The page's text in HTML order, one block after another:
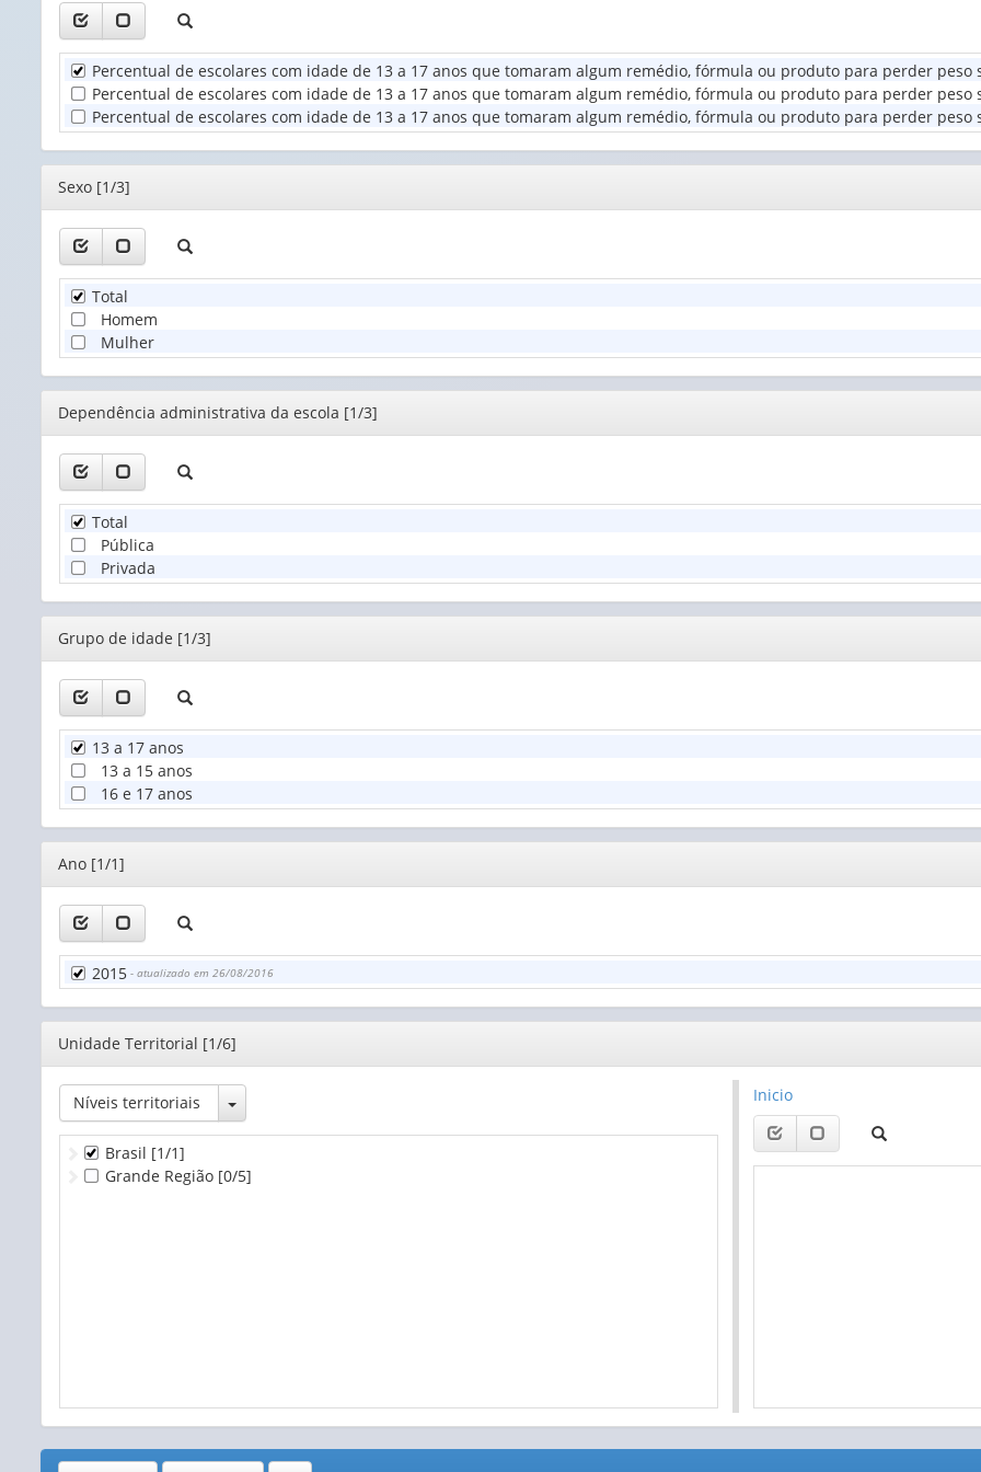
administrativa
da
escola
(1)
Unidade
Territorial
(1)
Grupo
de
idade
Percentual de escolares com idade de 13 a 17 anos que tomaram algum remédio, fórmula ou produto para perder
Percentual de escolares com idade de 13 a 17 anos que tomaram algum remédio, fórmula ou produto para perder
Percentual de escolares com idade de 13 a 17 anos que tomaram algum remédio, fórmula ou produto para perder
Editor
Sexo [1/3]
Total
Homem
Mulher
Editor
Dependência administrativa da escola [1/3]
Total
Pública
Privada
Editor
Grupo de idade [1/3]
13 a 17 anos
13 a 15 anos
16 e 17 anos
Editor
Ano [1/1]
2015 - atualizado em 26/08/2016
Editor
Unidade Territorial [1/6]
Níveis territoriais Toggle Dropdown
Brasil [1/1]
Grande Região [0/5]
Inicio